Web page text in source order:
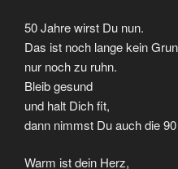
50 Jahre wirst Du nun.
Das ist noch lange kein
nur noch zu ruhn.
Bleib gesund
und halt Dich fit,
dann nimmst Du auch die
Warm ist dein Herz,